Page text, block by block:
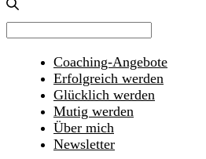
Coaching-Angebote
Erfolgreich werden
Glücklich werden
Mutig werden
Über mich
Newsletter